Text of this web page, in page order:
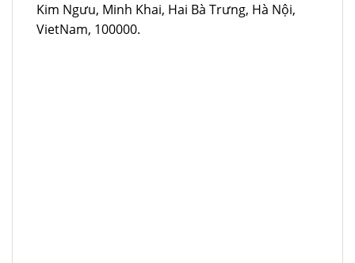
Kim Ngưu, Minh Khai, Hai Bà Trưng, Hà Nội,
VietNam, 100000.